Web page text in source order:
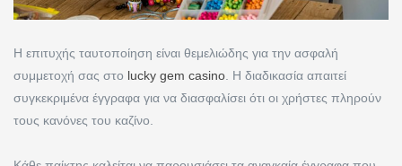
Η επιτυχής ταυτοποίηση είναι θεμελιώδης για την ασφαλή
συμμετοχή σας στο lucky gem casino . Η διαδικασία απαιτεί
συγκεκριμένα έγγραφα για να διασφαλίσει ότι οι χρήστες πληρούν
τους κανόνες του καζίνο.